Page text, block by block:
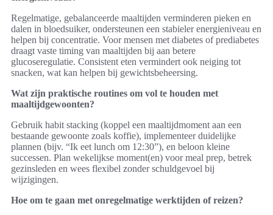
Regelmatige, gebalanceerde maaltijden verminderen pieken en
dalen in bloedsuiker, ondersteunen een stabieler energieniveau en
helpen bij concentratie. Voor mensen met diabetes of prediabetes
draagt vaste timing van maaltijden bij aan betere
glucoseregulatie. Consistent eten vermindert ook neiging tot
snacken, wat kan helpen bij gewichtsbeheersing.
Wat zijn praktische routines om vol te houden met
maaltijdgewoonten?
Gebruik habit stacking (koppel een maaltijdmoment aan een
bestaande gewoonte zoals koffie), implementeer duidelijke
plannen (bijv. “Ik eet lunch om 12:30”), en beloon kleine
successen. Plan wekelijkse moment(en) voor meal prep, betrek
gezinsleden en wees flexibel zonder schuldgevoel bij
wijzigingen.
Hoe om te gaan met onregelmatige werktijden of reizen?